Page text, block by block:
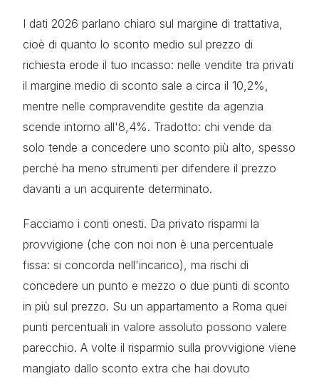
I dati 2026 parlano chiaro sul margine di trattativa,
cioè di quanto lo sconto medio sul prezzo di
richiesta erode il tuo incasso: nelle vendite tra privati
il margine medio di sconto sale a circa il 10,2%,
mentre nelle compravendite gestite da agenzia
scende intorno all'8,4%. Tradotto: chi vende da
solo tende a concedere uno sconto più alto, spesso
perché ha meno strumenti per difendere il prezzo
davanti a un acquirente determinato.
Facciamo i conti onesti. Da privato risparmi la
provvigione (che con noi non è una percentuale
fissa: si concorda nell'incarico), ma rischi di
concedere un punto e mezzo o due punti di sconto
in più sul prezzo. Su un appartamento a Roma quei
punti percentuali in valore assoluto possono valere
parecchio. A volte il risparmio sulla provvigione viene
mangiato dallo sconto extra che hai dovuto